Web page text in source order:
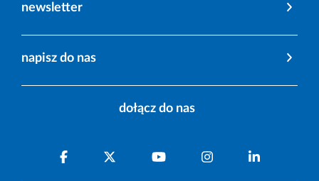
newsletter
napisz do nas
dołącz do nas